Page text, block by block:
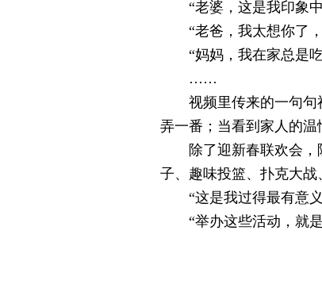
“老婆，这是我印象中
“老爸，我太想你了，
“妈妈，我在家总是吃
……
视频里传来的一句句祝
弄一番；当看到家人的
除了迎新春联欢会，除
子、趣味投篮、扑克大战
“这是我过得最有意义
“举办这些活动，就是